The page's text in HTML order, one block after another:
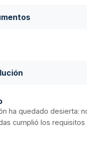
ha quedado desierta:
cumplió los